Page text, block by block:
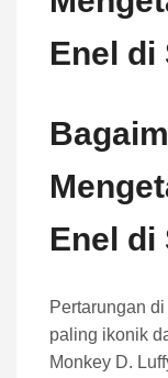
Enel di
Enel di
Pertarungan
paling ikonik
Monkey D.